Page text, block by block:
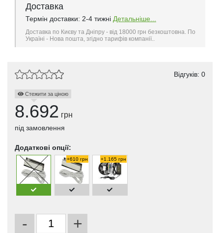
Доставка
Термін доставки: 2-4 тижні Детальніше...
Доставка по Києву та Дніпру - від 18000 грн безкоштовна. По
Україні - Нова пошта, згідно тарифів компанії..
Відгуків: 0
Стежити за ціною
8.692 грн
під замовлення
Додаткові опції:
+610 грн +1.165 грн
- +